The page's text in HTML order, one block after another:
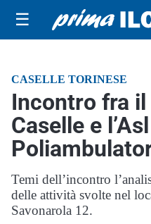
☰
CASELLE TORINESE
Incontro fra
Caselle e
Temi dell’incontro
delle attività svolte nel
Savonarola 12.